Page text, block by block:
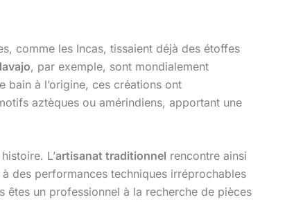
comme les Incas, tissaient déjà des étoffes
, par exemple, sont mondialement
bain à l’origine, ces créations ont
aztèques ou amérindiens, apportant une
L’artisanat traditionnel rencontre ainsi
des performances techniques irréprochables
êtes un professionnel à la recherche de pièces